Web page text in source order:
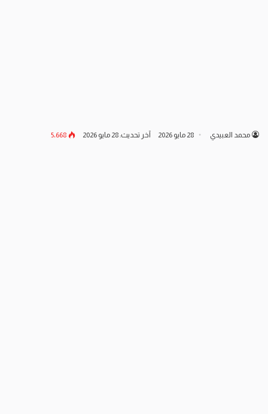
محمد العبيدي 28 مايو 2026 آخر تحديث: 28 مايو 2026 5٬668